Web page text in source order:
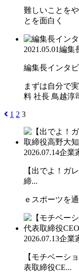
難しいことを
とを面白く
2021.05.01編集
編集長インタ
まずは自分で
料 社長 鳥越
1 2 3
2026.07.14企業
【出でよ！ガ
締...
ｅスポーツを
2026.07.13企業
【モチベーシ
表取締役CE...